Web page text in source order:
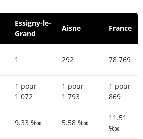
Essigny-le-
Grand
Aisne France
1 292 78 769
1 pour
1 072
1 pour
1 793
1 pour
869
9.33 ‱ 5.58 ‱
11.51
‱